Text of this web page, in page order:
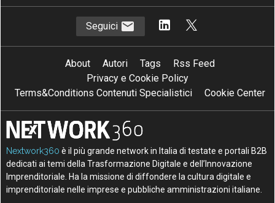
Seguici
About Autori Tags
Rss Feed
Privacy e Cookie Policy
Terms&Conditions Contenuti Specialistici
Cookie Center
Nextwork360 è il più grande network in Italia di testate e portali B2B
dedicati ai temi della Trasformazione Digitale e dell’Innovazione
Imprenditoriale. Ha la missione di diffondere la cultura digitale e
imprenditoriale nelle imprese e pubbliche amministrazioni italiane.